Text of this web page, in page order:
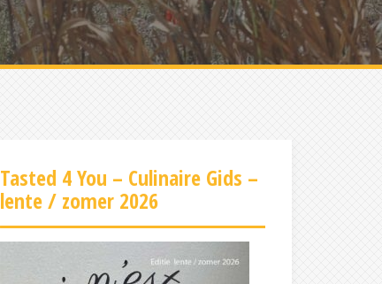
Tasted 4 You – Culinaire Gids –
lente / zomer 2026